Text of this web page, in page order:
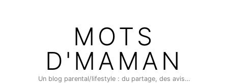
MOTS
D'MAMAN
Un blog parental/lifestyle : du partage, des avis…